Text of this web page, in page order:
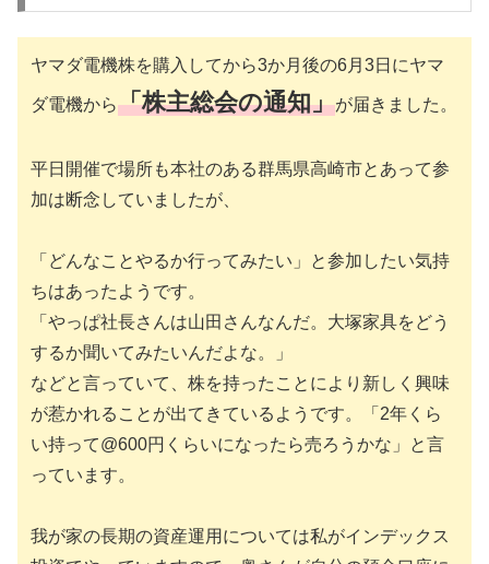
ヤマダ電機株を購入してから3か月後の6月3日にヤマ
ダ電機から「株主総会の通知」が届きました。
平日開催で場所も本社のある群馬県高崎市とあって参
加は断念していましたが、
「どんなことやるか行ってみたい」と参加したい気持
ちはあったようです。
「やっぱ社長さんは山田さんなんだ。大塚家具をどう
するか聞いてみたいんだよな。」
などと言っていて、株を持ったことにより新しく興味
が惹かれることが出てきているようです。「2年くら
い持って@600円くらいになったら売ろうかな」と言
っています。
我が家の長期の資産運用については私がインデックス